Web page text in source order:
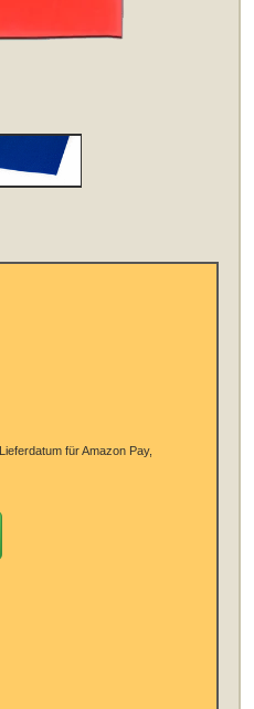
Lieferdatum für Amazon Pay,